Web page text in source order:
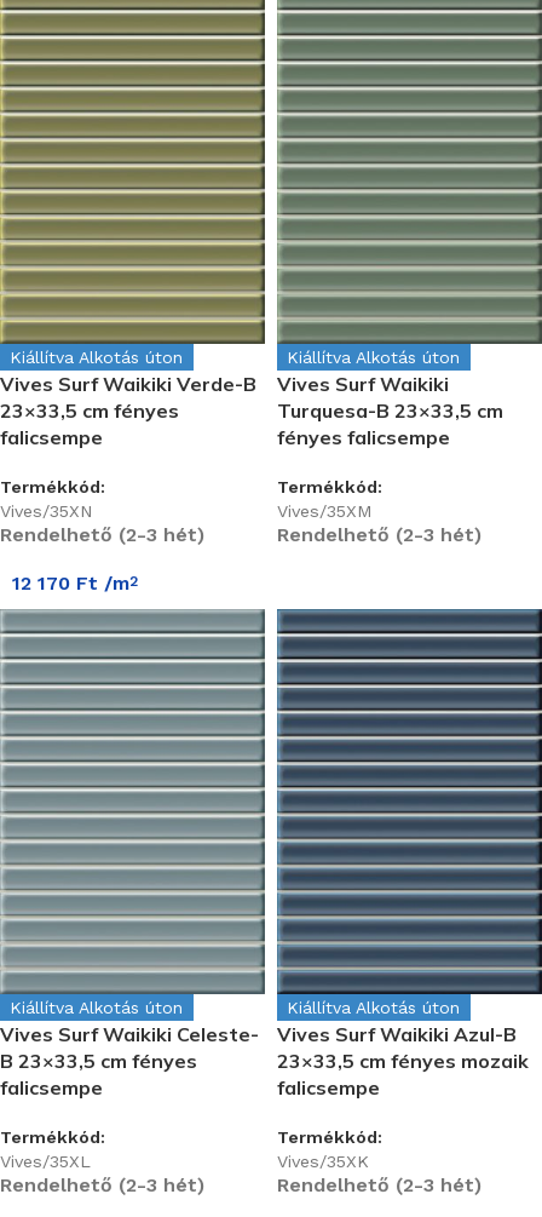
Kiállítva Alkotás úton
Vives Surf Waikiki Verde-B
23×33,5 cm fényes
falicsempe
Termékkód:
Vives/35XN
Rendelhető (2-3 hét)
Kiállítva Alkotás úton
Vives Surf Waikiki
Turquesa-B 23×33,5 cm
fényes falicsempe
Termékkód:
Vives/35XM
Rendelhető (2-3 hét)
12 170 Ft /m2
Kiállítva Alkotás úton
Vives Surf Waikiki Celeste-
B 23×33,5 cm fényes
falicsempe
Termékkód:
Vives/35XL
Rendelhető (2-3 hét)
Kiállítva Alkotás úton
Vives Surf Waikiki Azul-B
23×33,5 cm fényes mozaik
falicsempe
Termékkód:
Vives/35XK
Rendelhető (2-3 hét)